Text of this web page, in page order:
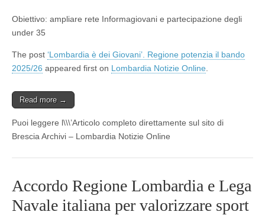
Obiettivo: ampliare rete Informagiovani e partecipazione degli
under 35
The post ‘Lombardia è dei Giovani’. Regione potenzia il bando
2025/26 appeared first on Lombardia Notizie Online
Read more →
Puoi leggere l\\\’Articolo completo direttamente sul sito di
Brescia Archivi – Lombardia Notizie Online
Accordo Regione Lombardia e Lega
Navale italiana per valorizzare sport